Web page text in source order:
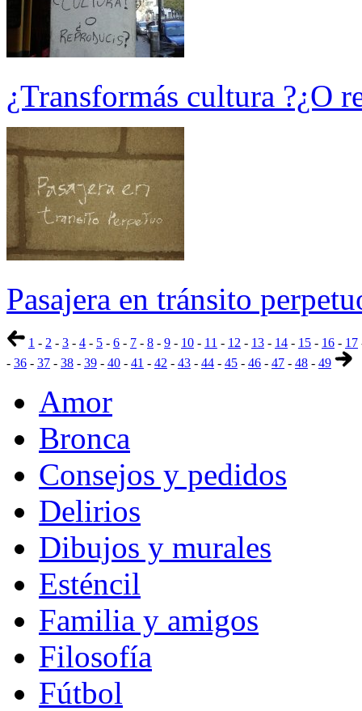
¿Transformás cultura ?¿O
Pasajera en tránsito
1 - 2 - 3 - 4 - 5 - 6 - 7 - 8 - 9 - 10 - 11 - 12 - 13 - 14 - 15 - 16 - 17
- 36 - 37 - 38 - 39 - 40 - 41 - 42 - 43 - 44 - 45 - 46 - 47 - 48 - 49
Amor
Bronca
Consejos y pedidos
Delirios
Dibujos y murales
Esténcil
Familia y amigos
Filosofía
Fútbol